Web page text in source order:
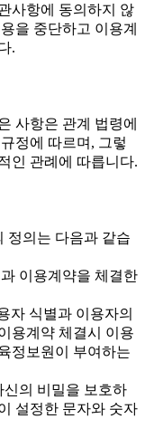
사항에 동의하지 않
을 중단하고 이용계
.
사항은 관계 법령에
정에 따르며, 그렇
인 관례에 따릅니다.
정의는 다음과 같습
이용계약을 체결한
자 식별과 이용자의
용계약 체결시 이용
정보원이 부여하는
의 비밀을 보호하
설정한 문자와 숫자